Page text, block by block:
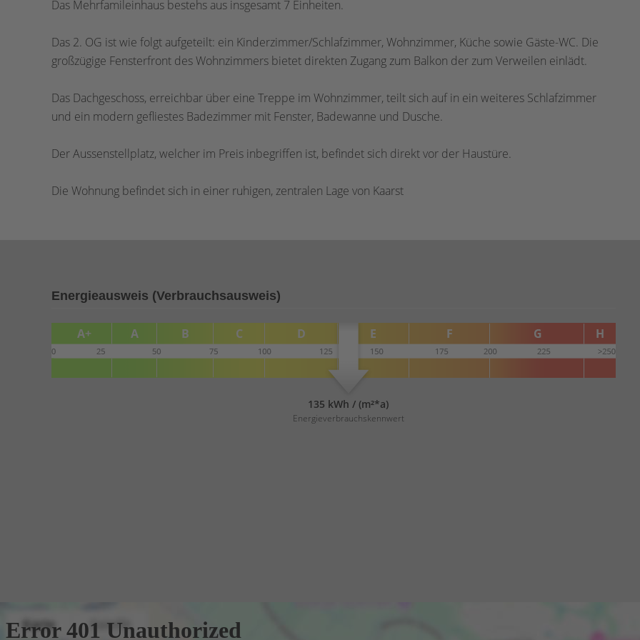
Das Mehrfamileinhaus bestehs aus insgesamt 7 Einheiten.
Das 2. OG ist wie folgt aufgeteilt: ein Kinderzimmer/Schlafzimmer, Wohnzimmer, Küche sowie Gäste-WC. Die
großzügige Fensterfront des Wohnzimmers bietet direkten Zugang zum Balkon der zum Verweilen einlädt.
Das Dachgeschoss, erreichbar über eine Treppe im Wohnzimmer, teilt sich auf in ein weiteres Schlafzimmer
und ein modern gefliestes Badezimmer mit Fenster, Badewanne und Dusche.
Der Aussenstellplatz, welcher im Preis inbegriffen ist, befindet sich direkt vor der Haustüre.
Die Wohnung befindet sich in einer ruhigen, zentralen Lage von Kaarst
Energieausweis (Verbrauchsausweis)
135 kWh / (m²*a)
Energieverbrauchskennwert